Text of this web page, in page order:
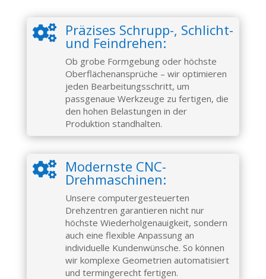
 Präzises Schrupp-, Schlicht-
und Feindrehen:
Ob grobe Formgebung oder höchste
Oberflächenansprüche – wir optimieren
jeden Bearbeitungsschritt, um
passgenaue Werkzeuge zu fertigen, die
den hohen Belastungen in der
Produktion standhalten.
 Modernste CNC-
Drehmaschinen:
Unsere computergesteuerten
Drehzentren garantieren nicht nur
höchste Wiederholgenauigkeit, sondern
auch eine flexible Anpassung an
individuelle Kundenwünsche. So können
wir komplexe Geometrien automatisiert
und termingerecht fertigen.